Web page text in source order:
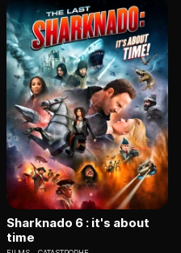
Sharknado 6 : it's about
time